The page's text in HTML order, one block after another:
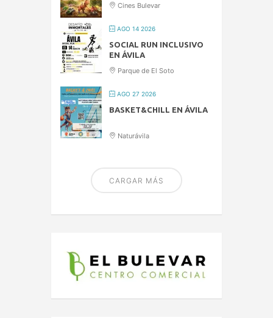
Cines Bulevar
AGO 14 2026
SOCIAL RUN INCLUSIVO
EN ÁVILA
Parque de El Soto
AGO 27 2026
BASKET&CHILL EN ÁVILA
Naturávila
CARGAR MÁS